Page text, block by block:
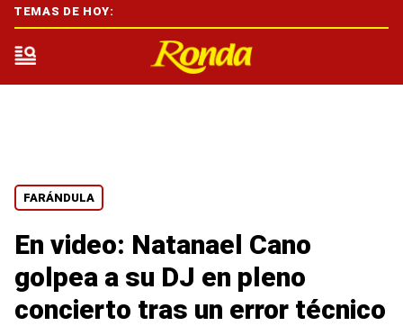
FARÁNDULA
En video: Natanael Cano
golpea a su DJ en pleno
concierto tras un error técnico
TEMAS DE HOY: